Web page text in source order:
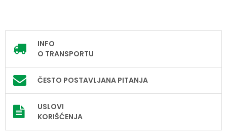
INFO
O TRANSPORTU
ČESTO POSTAVLJANA PITANJA
USLOVI
KORIŠĆENJA